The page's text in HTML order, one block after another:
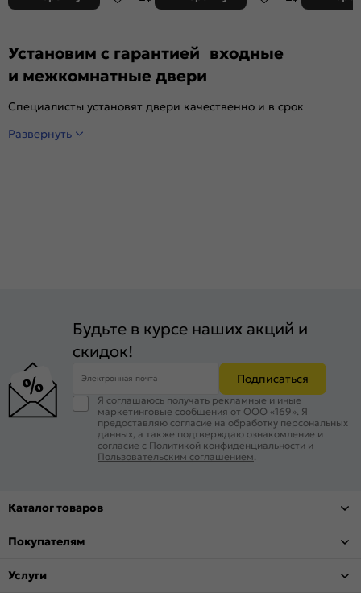
Установим с гарантией входные
и межкомнатные двери
Специалисты установят двери качественно и в срок
Развернуть
Будьте в курсе наших акций и
скидок!
Электронная почта Подписаться
Я соглашаюсь получать рекламные и иные
маркетинговые сообщения от ООО «169». Я
предоставляю согласие на обработку персональных
данных, а также подтверждаю ознакомление и
согласие с Политикой конфиденциальности и
Пользовательским соглашением.
Каталог товаров
Покупателям
Услуги